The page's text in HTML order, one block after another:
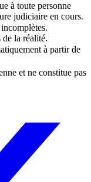
à toute personne
judiciaire en cours.
la réalité.
à partir de
et ne constitue pas